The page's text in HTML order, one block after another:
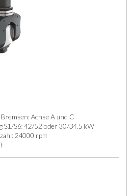
Achse A und C
S1/S6: 42/52 oder 30/34.5 kW
24000 rpm